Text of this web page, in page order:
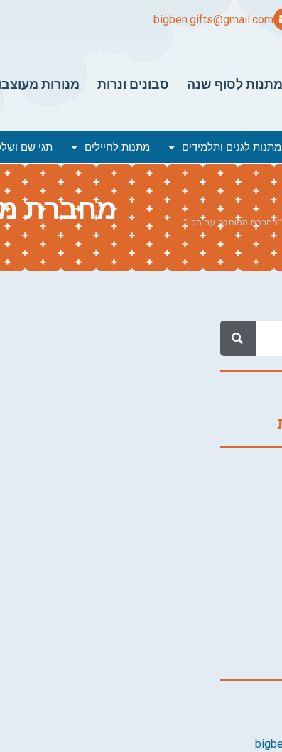
bigben.gifts@gmail.com
מתנות לסוף שנה סבונים ונרות מנורות
מתנות לגנים ותלמידים מתנות לחיילים תגי שם
מחברת “מחברת ממותגת עם חלון”